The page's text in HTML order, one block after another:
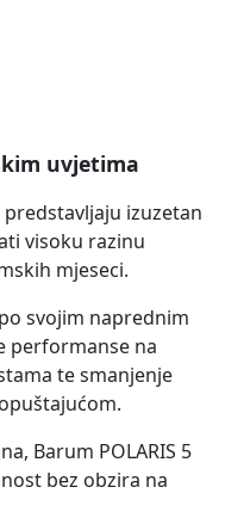
uvjetima
predstavljaju izuzetan
visoku razinu
mjeseci.
svojim naprednim
performanse na
te smanjenje
Barum POLARIS 5
bez obzira na